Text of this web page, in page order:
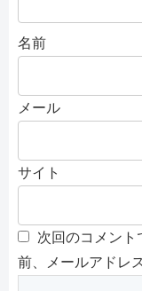
名前
メール
サイト
次回のコメント
前、メールアドレ